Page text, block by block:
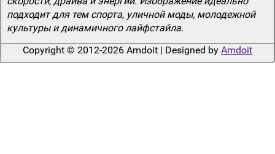
подходит для тем спорта, уличной моды, молодежной
культуры и динамичного лайфстайла.
Copyright © 2012-2026 Amdoit | Designed by Amdoit